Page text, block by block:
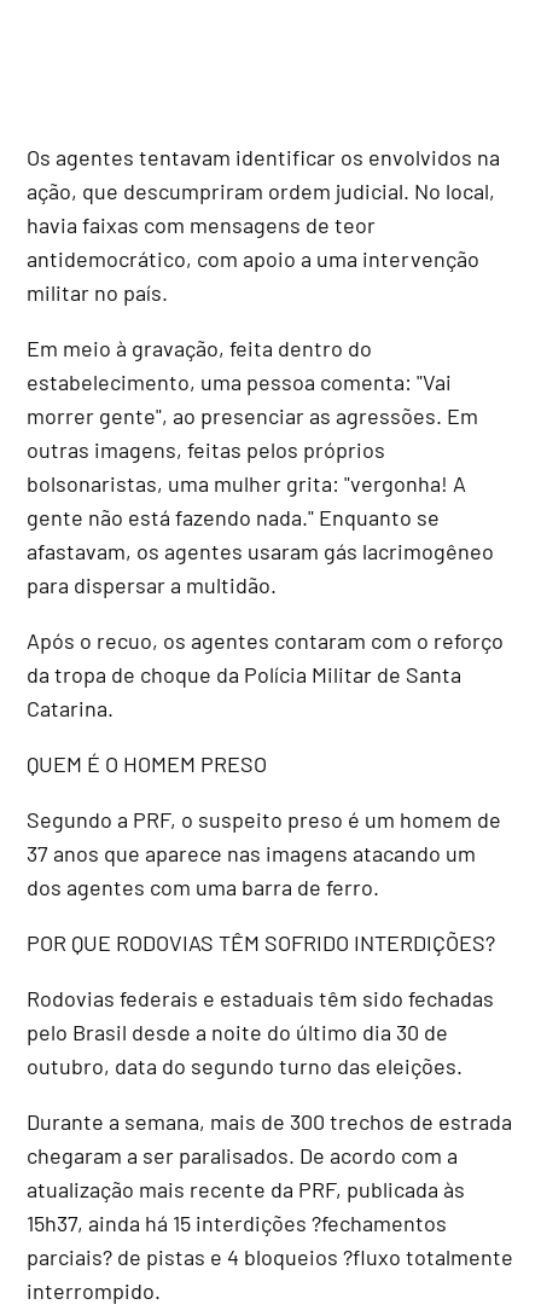
Os agentes tentavam identificar os envolvidos na
ação, que descumpriram ordem judicial. No local,
havia faixas com mensagens de teor
antidemocrático, com apoio a uma intervenção
militar no país.
Em meio à gravação, feita dentro do
estabelecimento, uma pessoa comenta: "Vai
morrer gente", ao presenciar as agressões. Em
outras imagens, feitas pelos próprios
bolsonaristas, uma mulher grita: "vergonha! A
gente não está fazendo nada." Enquanto se
afastavam, os agentes usaram gás lacrimogêneo
para dispersar a multidão.
Após o recuo, os agentes contaram com o reforço
da tropa de choque da Polícia Militar de Santa
Catarina.
QUEM É O HOMEM PRESO
Segundo a PRF, o suspeito preso é um homem de
37 anos que aparece nas imagens atacando um
dos agentes com uma barra de ferro.
POR QUE RODOVIAS TÊM SOFRIDO INTERDIÇÕES?
Rodovias federais e estaduais têm sido fechadas
pelo Brasil desde a noite do último dia 30 de
outubro, data do segundo turno das eleições.
Durante a semana, mais de 300 trechos de estrada
chegaram a ser paralisados. De acordo com a
atualização mais recente da PRF, publicada às
15h37, ainda há 15 interdições ?fechamentos
parciais? de pistas e 4 bloqueios ?fluxo totalmente
interrompido.